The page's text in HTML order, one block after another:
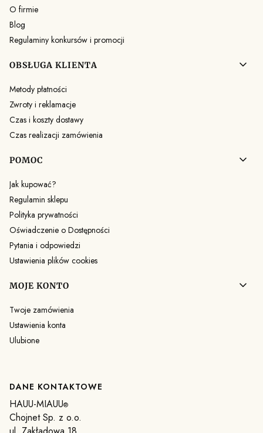
O firmie
Blog
Regulaminy konkursów i promocji
OBSŁUGA KLIENTA
Metody płatności
Zwroty i reklamacje
Czas i koszty dostawy
Czas realizacji zamówienia
POMOC
Jak kupować?
Regulamin sklepu
Polityka prywatności
Oświadczenie o Dostępności
Pytania i odpowiedzi
Ustawienia plików cookies
MOJE KONTO
Twoje zamówienia
Ustawienia konta
Ulubione
DANE KONTAKTOWE
HAUU-MIAUU®
Chojnet Sp. z o.o.